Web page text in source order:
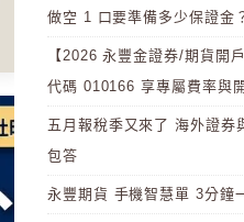
做空 1 口要準備多少保證金
【2026 永豐金證券/期貨開
代碼 010166 享專屬費率與
五月報稅季又來了 海外證券
包答
永豐期貨 手機智慧單 3分鐘